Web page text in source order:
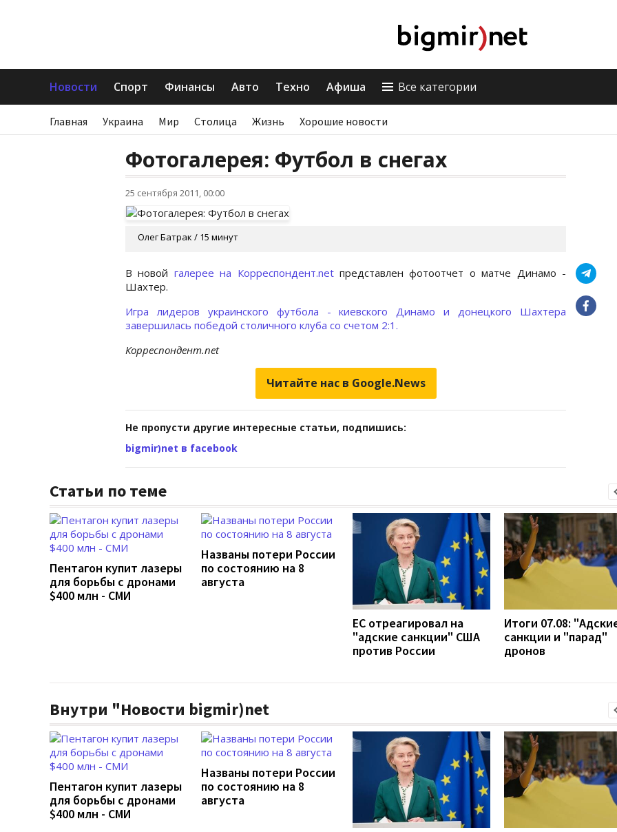
Новости Спорт Финансы Авто Техно Афиша Все категории
Главная Украина Мир Столица Жизнь Хорошие новости
Фотогалерея: Футбол в снегах
25 сентября 2011, 00:00
Олег Батрак / 15 минут
В новой галерее на Корреспондент.netпредставлен фотоотчет о матче Динамо -
Шахтер.
Игра лидеров украинского футбола - киевского Динамо и донецкого Шахтера
завершилась победой столичного клуба со счетом 2:1.
Корреспондент.net
Читайте нас в Google.News
Не пропусти другие интересные статьи, подпишись:
bigmir)net в facebook
Статьи по теме
Пентагон купит лазеры
для борьбы с дронами
$400 млн - СМИ
Названы потери России
по состоянию на 8
августа
ЕС отреагировал на
"адские санкции" США
против России
Итоги 07.08:
санкции и "парад"
дронов
Внутри "Новости bigmir)net
Пентагон купит лазеры
для борьбы с дронами
$400 млн - СМИ
Названы потери России
по состоянию на 8
августа